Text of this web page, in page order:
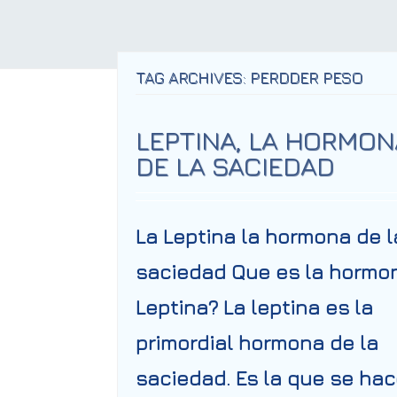
TAG ARCHIVES: PERDDER PESO
LEPTINA, LA
DE LA SACIEDAD
La Leptina la hormona de
saciedad Que es la
Leptina? La leptina es la
primordial hormona de la
saciedad. Es la que se